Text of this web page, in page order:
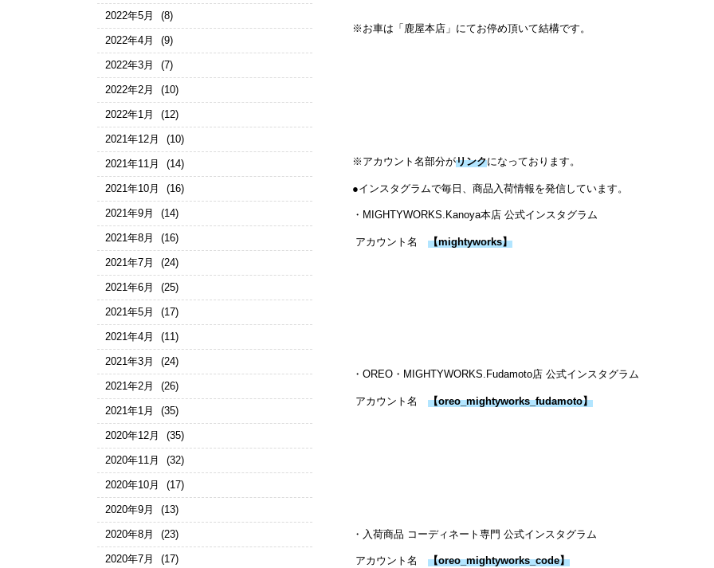
※お車は「鹿屋本店」にてお停め頂いて結構です。
※アカウント名部分がリンクになっております。
●インスタグラムで毎日、商品入荷情報を発信しています。
・MIGHTYWORKS.Kanoya本店 公式インスタグラム
アカウント名 【mightyworks】
・OREO・MIGHTYWORKS.Fudamoto店 公式インスタグラム
アカウント名 【oreo_mightyworks_fudamoto】
・入荷商品 コーディネート専門 公式インスタグラム
アカウント名 【oreo_mightyworks_code】
2022年5月 (8)
2022年4月 (9)
2022年3月 (7)
2022年2月 (10)
2022年1月 (12)
2021年12月 (10)
2021年11月 (14)
2021年10月 (16)
2021年9月 (14)
2021年8月 (16)
2021年7月 (24)
2021年6月 (25)
2021年5月 (17)
2021年4月 (11)
2021年3月 (24)
2021年2月 (26)
2021年1月 (35)
2020年12月 (35)
2020年11月 (32)
2020年10月 (17)
2020年9月 (13)
2020年8月 (23)
2020年7月 (17)